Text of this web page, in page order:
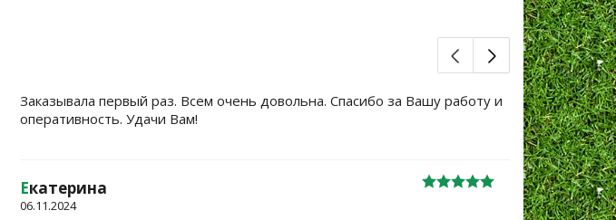
Заказывала первый раз. Всем очень довольна. Спасибо за Вашу работу и
оперативность. Удачи Вам!
Екатерина
06.11.2024
Большое
уже не
Жанна
06.10.2024